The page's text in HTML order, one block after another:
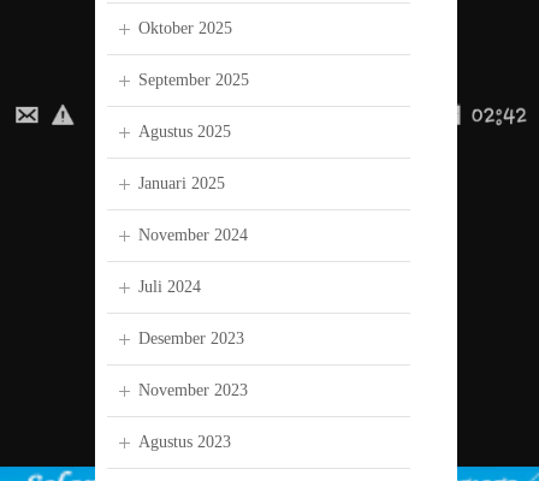
Oktober 2025
September 2025
Agustus 2025
Januari 2025
November 2024
Juli 2024
Desember 2023
November 2023
Agustus 2023